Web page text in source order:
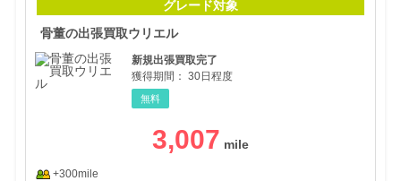
グレード対象
骨董の出張買取ウリエル
新規出張買取完了
獲得期間： 30日程度
無料
3,007
+300mile